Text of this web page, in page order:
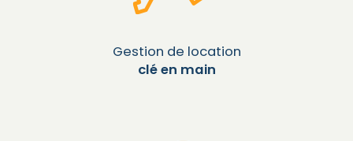
Gestion de location
clé en main